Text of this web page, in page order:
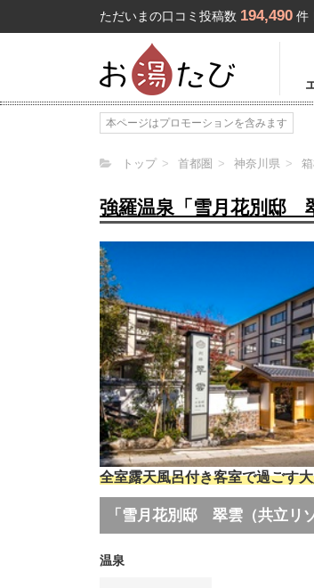
ただいまの口コミ投稿数 194,490 件
本ページはプロモーションを含みます
トップ 首都圏 神奈川県
強羅温泉「雪月花別邸
全室露天風呂付き客室で過ごす
「雪月花別邸 翠雲（共立リ
温泉